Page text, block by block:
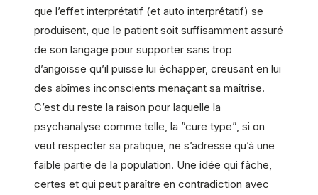
que l’effet interprétatif (et auto interprétatif) se
produisent, que le patient soit suffisamment assuré
de son langage pour supporter sans trop
d’angoisse qu’il puisse lui échapper, creusant en lui
des abîmes inconscients menaçant sa maîtrise.
C’est du reste la raison pour laquelle la
psychanalyse comme telle, la ”cure type”, si on
veut respecter sa pratique, ne s’adresse qu’à une
faible partie de la population. Une idée qui fâche,
certes et qui peut paraître en contradiction avec